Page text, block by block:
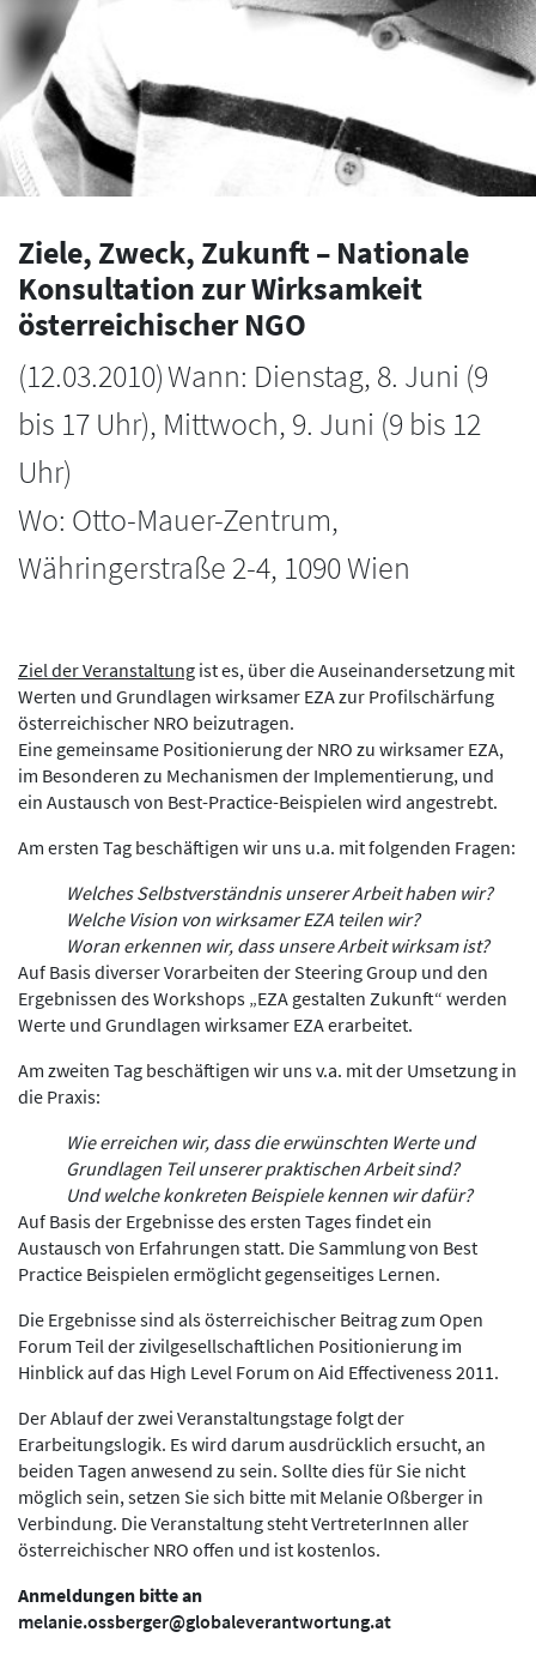
Ziele, Zweck, Zukunft – Nationale
Konsultation zur Wirksamkeit
österreichischer NGO
(12.03.2010)Wann: Dienstag, 8. Juni (9
bis 17 Uhr), Mittwoch, 9. Juni (9 bis 12
Uhr)
Wo: Otto-Mauer-Zentrum,
Währingerstraße 2-4, 1090 Wien
Ziel der Veranstaltung ist es, über die Auseinandersetzung mit
Werten und Grundlagen wirksamer EZA zur Profilschärfung
österreichischer NRO beizutragen.
Eine gemeinsame Positionierung der NRO zu wirksamer EZA,
im Besonderen zu Mechanismen der Implementierung, und
ein Austausch von Best-Practice-Beispielen wird angestrebt.
Am ersten Tag beschäftigen wir uns u.a. mit folgenden Fragen:
Welches Selbstverständnis unserer Arbeit haben wir?
Welche Vision von wirksamer EZA teilen wir?
Woran erkennen wir, dass unsere Arbeit wirksam ist?
Auf Basis diverser Vorarbeiten der Steering Group und den
Ergebnissen des Workshops „EZA gestalten Zukunft“ werden
Werte und Grundlagen wirksamer EZA erarbeitet.
Am zweiten Tag beschäftigen wir uns v.a. mit der Umsetzung in
die Praxis:
Wie erreichen wir, dass die erwünschten Werte und
Grundlagen Teil unserer praktischen Arbeit sind?
Und welche konkreten Beispiele kennen wir dafür?
Auf Basis der Ergebnisse des ersten Tages findet ein
Austausch von Erfahrungen statt. Die Sammlung von Best
Practice Beispielen ermöglicht gegenseitiges Lernen.
Die Ergebnisse sind als österreichischer Beitrag zum Open
Forum Teil der zivilgesellschaftlichen Positionierung im
Hinblick auf das High Level Forum on Aid Effectiveness 2011.
Der Ablauf der zwei Veranstaltungstage folgt der
Erarbeitungslogik. Es wird darum ausdrücklich ersucht, an
beiden Tagen anwesend zu sein. Sollte dies für Sie nicht
möglich sein, setzen Sie sich bitte mit Melanie Oßberger in
Verbindung. Die Veranstaltung steht VertreterInnen aller
österreichischer NRO offen und ist kostenlos.
Anmeldungen bitte an
melanie.ossberger@globaleverantwortung.at